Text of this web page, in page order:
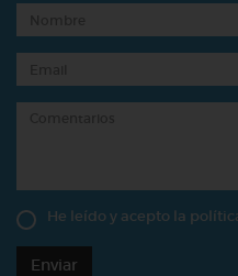
He leído y acepto la
Enviar